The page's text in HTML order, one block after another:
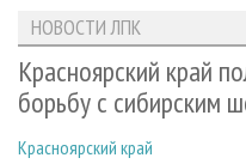
ЛЕСОЗАГОТОВКА
ЛЕСОПИЛЕНИЕ
НОВОСТИ ЛПК
НОВОСТИ ЖУРНАЛА
ПРОЕКТЫ ЛПИ
АНАЛИТИКА
ПРЕДПРИЯТИЯ ЛПК
АРХИВ ЖУРНАЛОВ
О ЖУРНАЛЕ
ПОДПИСКА
РЕКЛАМОДАТЕЛЯМ
НОВОСТИ ЛПК
Красноярский край
борьбу с сибирским
Красноярский край